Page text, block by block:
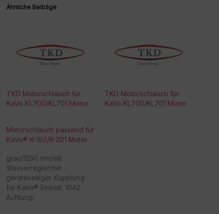
Ähnliche Beiträge
TKD Motorschlauch für
KaVo KL700/KL701 Motor
TKD Motorschlauch für
KaVo KL700/KL701 Motor
Motorschlauch passend für
KaVo® K-192/K-201 Motor
grau/1250 mm/mit
Wasserregler/mit
geräteseitiger Kupplung
für KaVo® Einheit: 1042
Achtung: